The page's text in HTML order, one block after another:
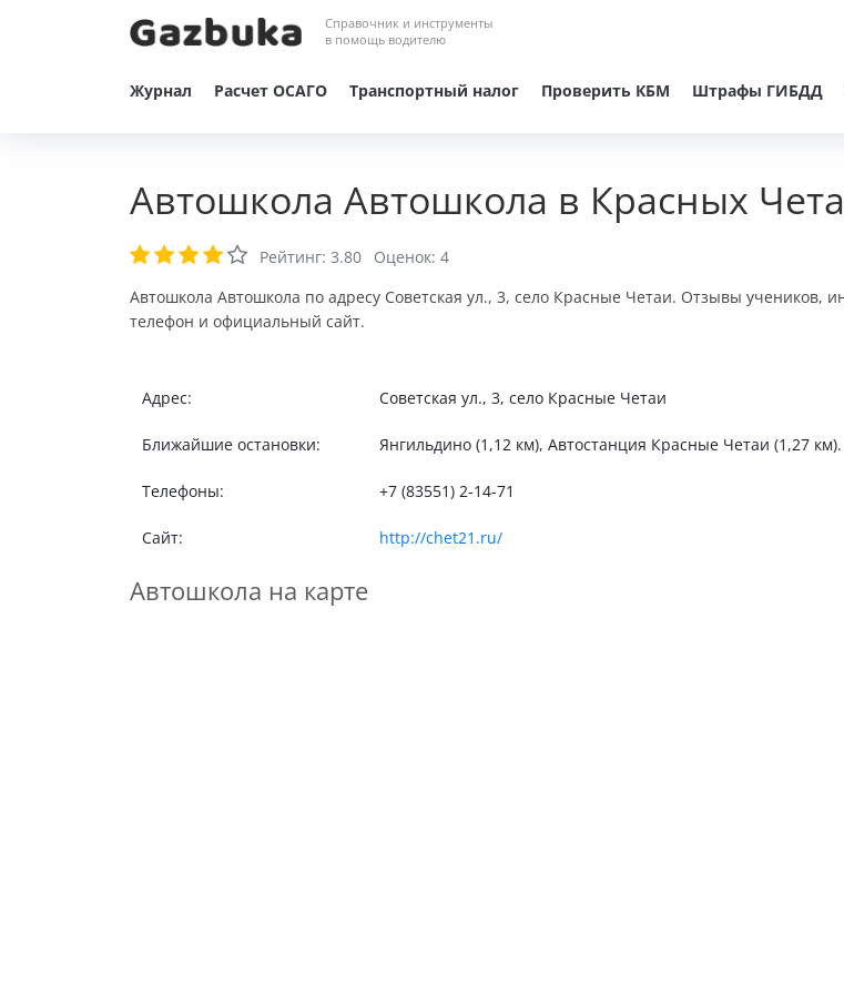
Справочник и инструменты
в помощь водителю
Журнал Расчет ОСАГО Транспортный налог Проверить КБМ Штрафы ГИБДД
Автошкола Автошкола в Красных
Рейтинг: 3.80 Оценок: 4
Автошкола Автошкола по адресу Советская ул., 3, село Красные Четаи. Отзывы учеников,
телефон и официальный сайт.
Адрес: Советская ул., 3, село Красные Четаи
Ближайшие остановки: Янгильдино (1,12 км), Автостанция Красные Четаи (1,27 км).
Телефоны: +7 (83551) 2-14-71
Сайт: http://chet21.ru/
Автошкола на карте